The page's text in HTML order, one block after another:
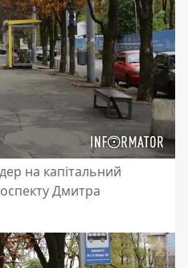
на капітальний
Дмитра